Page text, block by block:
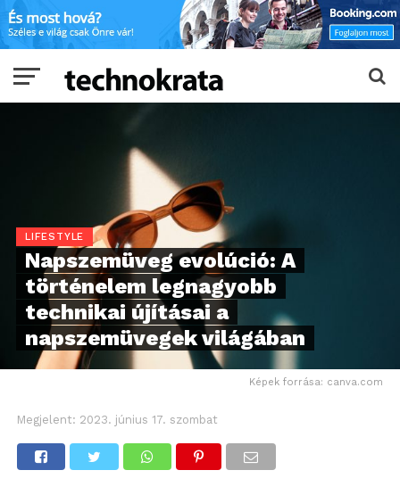
LIFESTYLE
Napszemüveg evolúció: A
történelem legnagyobb
technikai újításai a
napszemüvegek világában
Képek forrása: canva.com
Megjelent: 2023. június 17. szombat